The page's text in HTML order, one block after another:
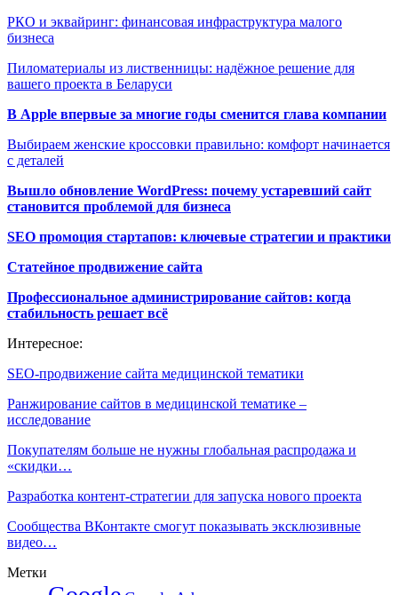
РКО и эквайринг: финансовая инфраструктура малого
бизнеса
Пиломатериалы из лиственницы: надёжное решение для
вашего проекта в Беларуси
В Apple впервые за многие годы сменится глава компании
Выбираем женские кроссовки правильно: комфорт начинается
с деталей
Вышло обновление WordPress: почему устаревший сайт
становится проблемой для бизнеса
SEO промоция стартапов: ключевые стратегии и практики
Статейное продвижение сайта
Профессиональное администрирование сайтов: когда
стабильность решает всё
Интересное:
SEO-продвижение сайта медицинской тематики
Ранжирование сайтов в медицинской тематике –
исследование
Покупателям больше не нужны глобальная распродажа и
«скидки…
Разработка контент-стратегии для запуска нового проекта
Сообщества ВКонтакте смогут показывать эксклюзивные
видео…
Метки